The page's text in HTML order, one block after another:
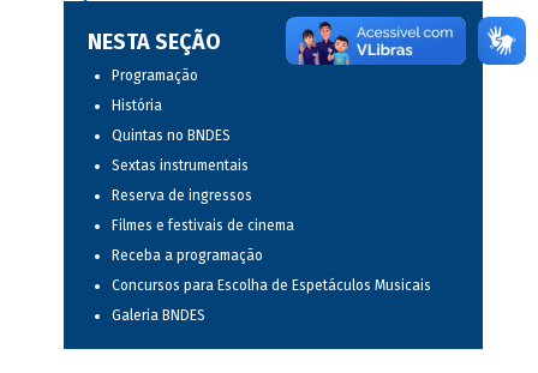
NESTA SEÇÃO
Programação
História
Quintas no BNDES
Sextas instrumentais
Reserva de ingressos
Filmes e festivais de cinema
Receba a programação
Concursos para Escolha de Espetáculos Musicais
Galeria BNDES